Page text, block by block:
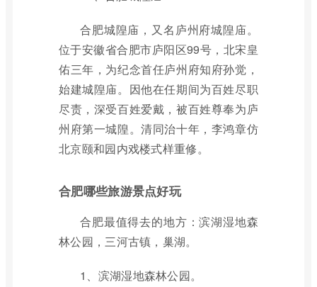
合肥城隍庙，又名庐州府城隍庙。
位于安徽省合肥市庐阳区99号，北宋皇
佑三年，为纪念首任庐州府知府孙觉，
始建城隍庙。因他在任期间为百姓尽职
尽责，深受百姓爱戴，被百姓尊奉为庐
州府第一城隍。清同治十年，李鸿章仿
北京颐和园内戏楼式样重修。
合肥哪些旅游景点好玩
合肥最值得去的地方：滨湖湿地森
林公园，三河古镇，巢湖。
1、滨湖湿地森林公园。